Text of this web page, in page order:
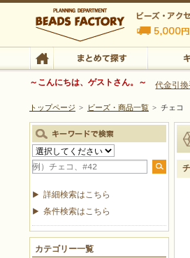
ビーズファクトリー ビーズ・パーツ・金
ビーズ・アク
ビーズ・アクセサリーの専門店 ビーズフ
TOP まとめて探す
～こんにちは、ゲストさん。～ 代金引
トップページ > ビーズ・商品一覧 > チェコ
詳細検索はこちら
条件検索はこちら
カテゴリー一覧